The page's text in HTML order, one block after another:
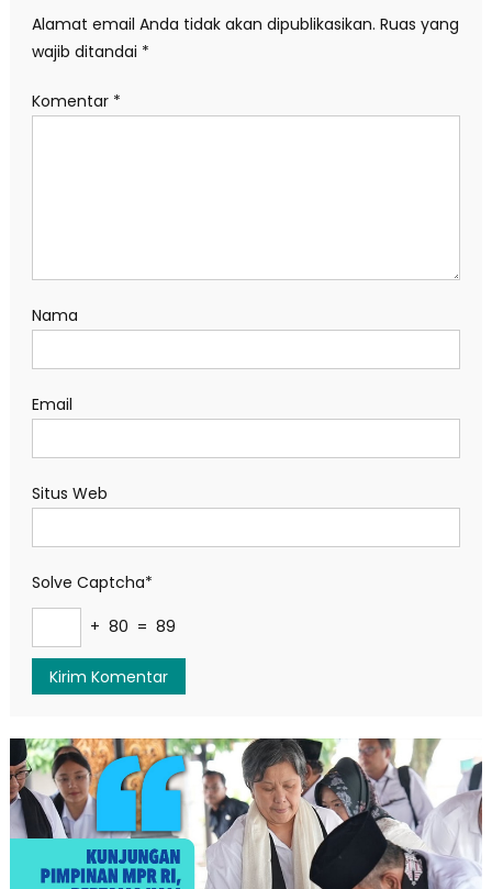
Alamat email Anda tidak akan dipublikasikan. Ruas yang
wajib ditandai *
Komentar *
Nama
Email
Situs Web
Solve Captcha*
+ 80 = 89